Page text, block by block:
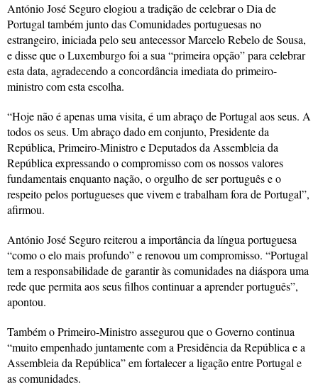
António José Seguro elogiou a tradição de celebrar o Dia de
Portugal também junto das Comunidades portuguesas no
estrangeiro, iniciada pelo seu antecessor Marcelo Rebelo de Sousa,
e disse que o Luxemburgo foi a sua “primeira opção” para celebrar
esta data, agradecendo a concordância imediata do primeiro-
ministro com esta escolha.
“Hoje não é apenas uma visita, é um abraço de Portugal aos seus. A
todos os seus. Um abraço dado em conjunto, Presidente da
República, Primeiro-Ministro e Deputados da Assembleia da
República expressando o compromisso com os nossos valores
fundamentais enquanto nação, o orgulho de ser português e o
respeito pelos portugueses que vivem e trabalham fora de Portugal”,
afirmou.
António José Seguro reiterou a importância da língua portuguesa
“como o elo mais profundo” e renovou um compromisso. “Portugal
tem a responsabilidade de garantir às comunidades na diáspora uma
rede que permita aos seus filhos continuar a aprender português”,
apontou.
Também o Primeiro-Ministro assegurou que o Governo continua
“muito empenhado juntamente com a Presidência da República e a
Assembleia da República” em fortalecer a ligação entre Portugal e
as comunidades.